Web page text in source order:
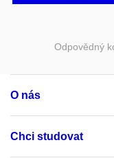
Odpovědný
O nás
Chci studovat